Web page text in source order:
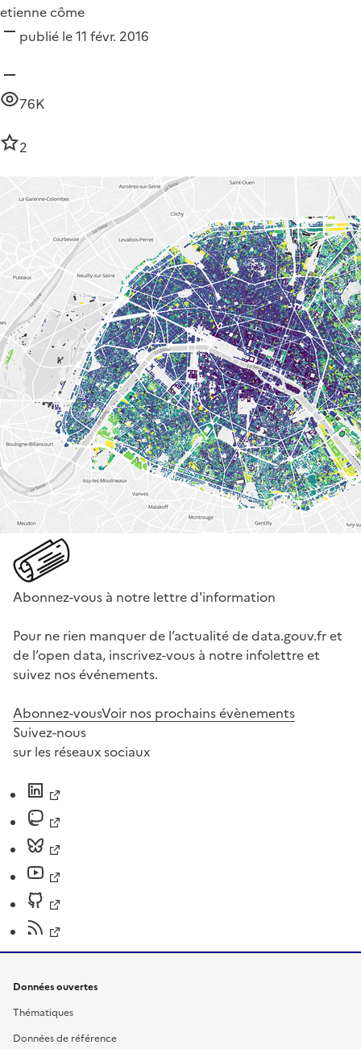
etienne côme
publié le 11 févr. 2016
76K
2
Abonnez-vous à notre lettre d'information
Pour ne rien manquer de l’actualité de data.gouv.fr et
de l’open data, inscrivez-vous à notre infolettre et
suivez nos événements.
Abonnez-vousVoir nos prochains évènements
Suivez-nous
sur les réseaux sociaux
Données ouvertes
Thématiques
Données de référence